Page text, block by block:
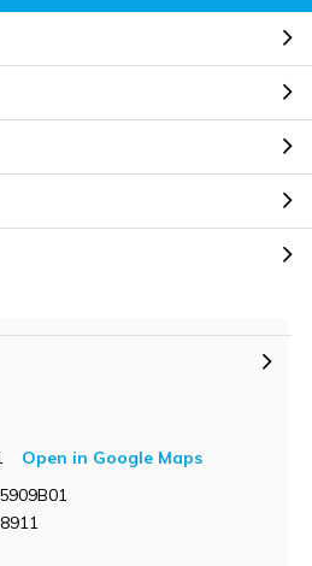
Open in Google Maps